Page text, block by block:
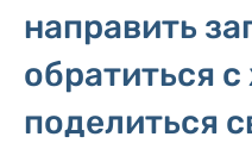
направить
обратиться
поделиться